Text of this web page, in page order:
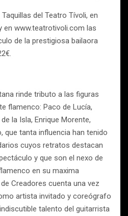
del Teatro Tívoli, en
www.teatrotivoli.com las
de la prestigiosa bailaora
rinde tributo a las figuras
flamenco: Paco de Lucía,
la Isla, Enrique Morente,
que tanta influencia han tenido
cuyos retratos destacan
y que son el nexo de
en su maxima
Creadores cuenta una vez
artista invitado y coreógrafo
talento del guitarrista